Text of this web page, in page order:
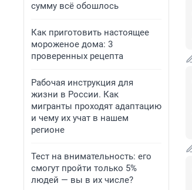
сумму всё обошлось
Как приготовить настоящее
мороженое дома: 3
проверенных рецепта
Рабочая инструкция для
жизни в России. Как
мигранты проходят адаптацию
и чему их учат в нашем
регионе
Тест на внимательность: его
смогут пройти только 5%
людей — вы в их числе?